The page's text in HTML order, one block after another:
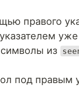
правого
символы из
под правым